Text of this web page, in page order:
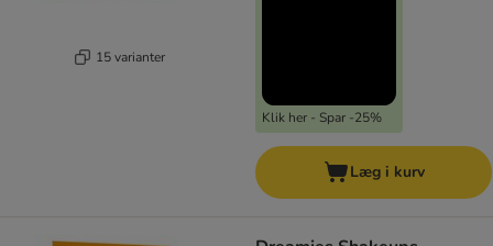
15 varianter
Klik her - Spar -25%
Læg i kurv